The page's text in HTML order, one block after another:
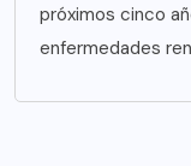
próximos cinco
enfermedades